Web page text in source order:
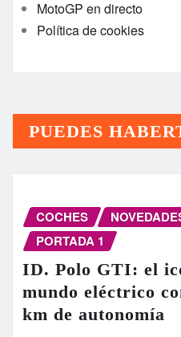
MotoGP en directo
Política de cookies
PUEDES
COCHES
PORTADA 1
ID. Polo GTI: el
mundo eléctrico
km de autonomía